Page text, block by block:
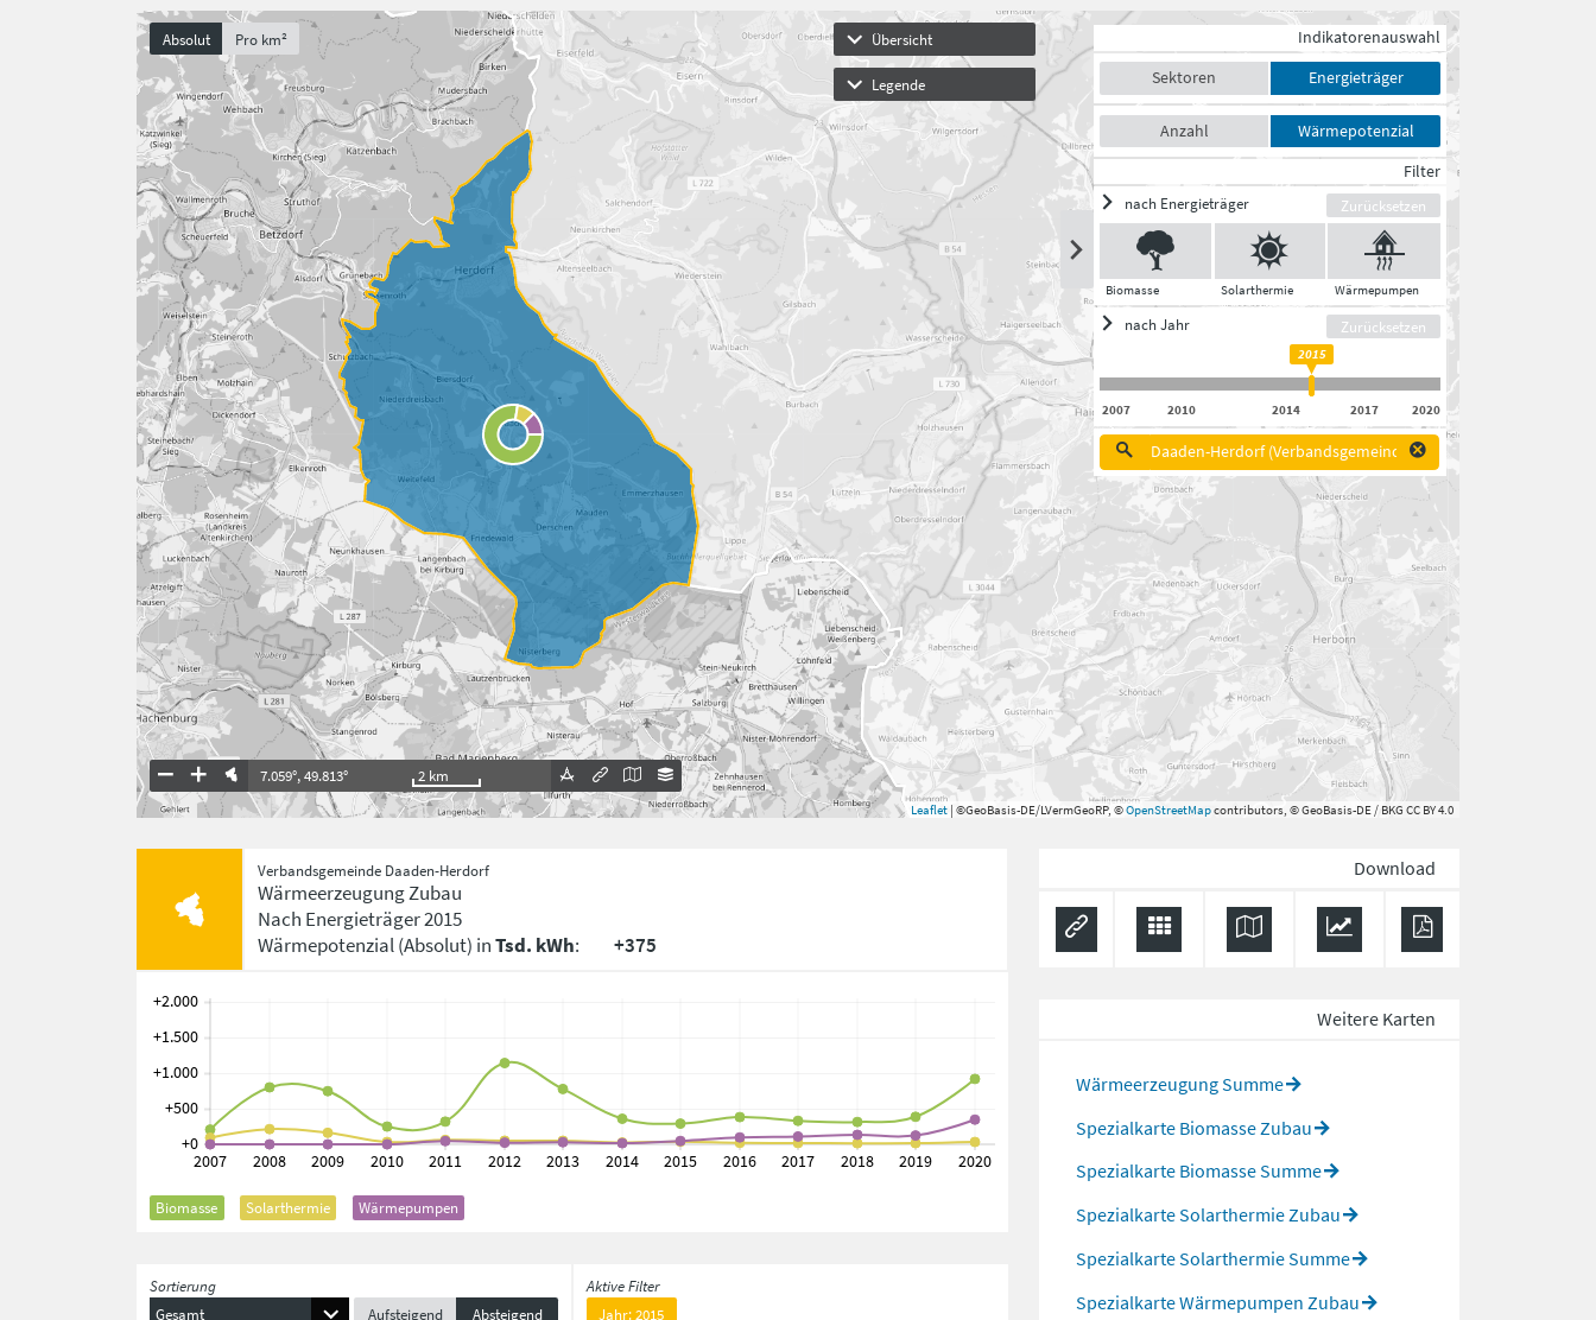
Absolut Pro km² Übersicht
Legende
Indikatorenauswahl
Sektoren
Energieträger
Anzahl
Wärmepotenzial
Filter
nach Energieträger
Zurücksetzen
Biomasse Solarthermie Wärmepumpen
nach Jahr Zurücksetzen
2015
2007 2010 2014 2017 2020
7.059°,49.813° 2 km
Leaflet| ©GeoBasis-DE/LVermGeoRP, ©OpenStreetMapcontributors, © GeoBasis-DE / BKG CC BY 4.0
Verbandsgemeinde Daaden-Herdorf
Wärmeerzeugung Zubau
Nach Energieträger2015
Wärmepotenzial(Absolut) inTsd. kWh: +375
Biomasse Solarthermie Wärmepumpen
Sortierung
Gesamt
Aufsteigend Absteigend
Aktive Filter
Jahr: 2015
Download
Weitere Karten
Wärmeerzeugung Summe
Spezialkarte Biomasse Zubau
Spezialkarte Biomasse Summe
Spezialkarte Solarthermie Zubau
Spezialkarte Solarthermie Summe
Spezialkarte Wärmepumpen Zubau